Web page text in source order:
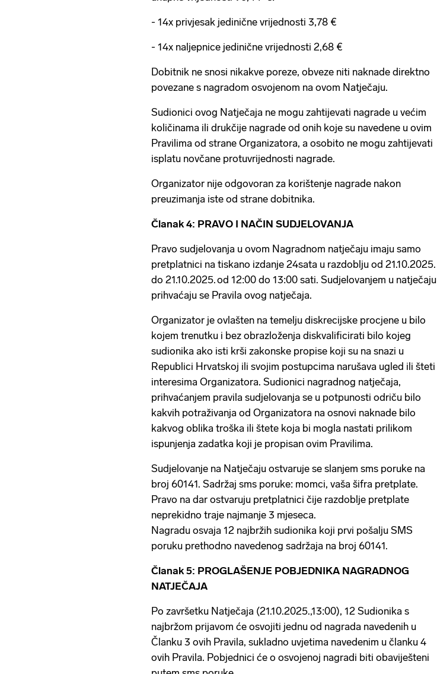
- 14x privjesak jedinične vrijednosti 3,78 €
- 14x naljepnice jedinične vrijednosti 2,68 €
Dobitnik ne snosi nikakve poreze, obveze niti naknade direktno
povezane s nagradom osvojenom na ovom Natječaju.
Sudionici ovog Natječaja ne mogu zahtijevati nagrade u većim
količinama ili drukčije nagrade od onih koje su navedene u ovim
Pravilima od strane Organizatora, a osobito ne mogu zahtijevati
isplatu novčane protuvrijednosti nagrade.
Organizator nije odgovoran za korištenje nagrade nakon
preuzimanja iste od strane dobitnika.
Članak 4: PRAVO I NAČIN SUDJELOVANJA
Pravo sudjelovanja u ovom Nagradnom natječaju imaju samo
pretplatnici na tiskano izdanje 24sata u razdoblju od 21.10.2025.
do 21.10.2025. od 12:00 do 13:00 sati. Sudjelovanjem u natječaju
prihvaćaju se Pravila ovog natječaja.
Organizator je ovlašten na temelju diskrecijske procjene u bilo
kojem trenutku i bez obrazloženja diskvalificirati bilo kojeg
sudionika ako isti krši zakonske propise koji su na snazi u
Republici Hrvatskoj ili svojim postupcima narušava ugled ili šteti
interesima Organizatora. Sudionici nagradnog natječaja,
prihvaćanjem pravila sudjelovanja se u potpunosti odriču bilo
kakvih potraživanja od Organizatora na osnovi naknade bilo
kakvog oblika troška ili štete koja bi mogla nastati prilikom
ispunjenja zadatka koji je propisan ovim Pravilima.
Sudjelovanje na Natječaju ostvaruje se slanjem sms poruke na
broj 60141. Sadržaj sms poruke: momci, vaša šifra pretplate.
Pravo na dar ostvaruju pretplatnici čije razdoblje pretplate
neprekidno traje najmanje 3 mjeseca.
Nagradu osvaja 12 najbržih sudionika koji prvi pošalju SMS
poruku prethodno navedenog sadržaja na broj 60141.
Članak 5: PROGLAŠENJE POBJEDNIKA NAGRADNOG
NATJEČAJA
Po završetku Natječaja (21.10.2025.,13:00), 12 Sudionika s
najbržom prijavom će osvojiti jednu od nagrada navedenih u
Članku 3 ovih Pravila, sukladno uvjetima navedenim u članku 4
ovih Pravila. Pobjednici će o osvojenoj nagradi biti obaviješteni